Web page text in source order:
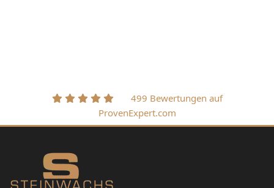
499 Bewertungen auf
ProvenExpert.com